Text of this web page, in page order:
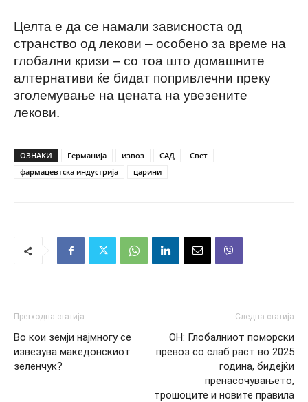
Целта е да се намали зависноста од
странство од лекови – особено за време на
глобални кризи – со тоа што домашните
алтернативи ќе бидат попривлечни преку
зголемување на цената на увезените
лекови.
ОЗНАКИ Германија извоз САД
Свет
фармацевтска индустрија
царини
Претходна статија
Во кои земји најмногу се
извезува македонскиот
зеленчук?
Следна статија
ОН: Глобалниот поморски
превоз со слаб раст во 2025
година, бидејќи
пренасочувањето,
трошоците и новите правила